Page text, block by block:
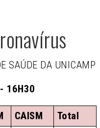
SAÚDE DA UNICAMP
16H30
CAISM
Total